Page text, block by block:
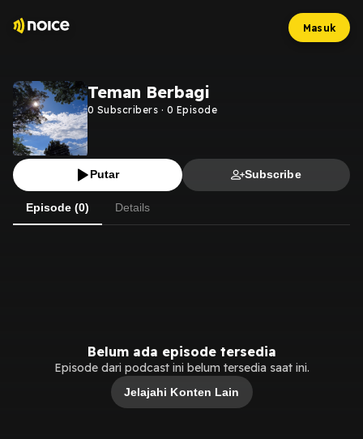
Masuk
Teman Berbagi
0 Subscribers · 0 Episode
Putar Subscribe
Episode (0) Details
Belum ada episode tersedia
Episode dari podcast ini belum tersedia saat ini.
Jelajahi Konten Lain